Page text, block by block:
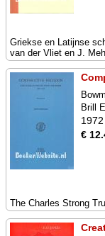
Griekse en Latijnse
van der Vliet en J.
Brill
1972
€
The Charles Strong